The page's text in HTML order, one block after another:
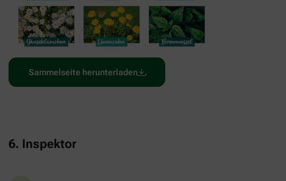
Sammelseite herunterladen
6. Inspektor